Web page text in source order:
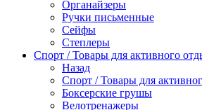
Органайзеры
Ручки письменные
Сейфы
Степлеры
Спорт / Товары для активного
Назад
Спорт / Товары для
Боксерские грушы
Велотренажеры